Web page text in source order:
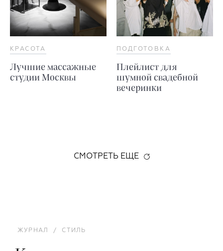
КРАСОТА
Лучшие массажные
студии Москвы
ПОДГОТОВКА
Плейлист для
шумной свадебной
вечеринки
СМОТРЕТЬ ЕЩЕ
ЖУРНАЛ / СТИЛЬ